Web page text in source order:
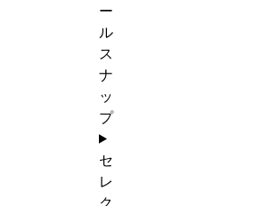
ー
ル
ス
ナ
ッ
プ
セ
レ
ク